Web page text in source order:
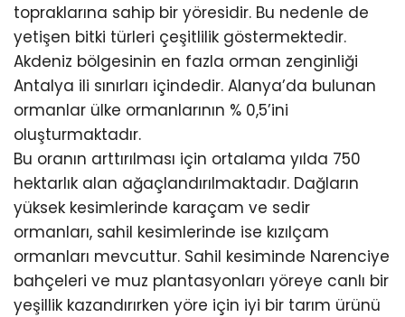
topraklarına sahip bir yöresidir. Bu nedenle de
yetişen bitki türleri çeşitlilik göstermektedir.
Akdeniz bölgesinin en fazla orman zenginliği
Antalya ili sınırları içindedir. Alanya’da bulunan
ormanlar ülke ormanlarının % 0,5’ini
oluşturmaktadır.
Bu oranın arttırılması için ortalama yılda 750
hektarlık alan ağaçlandırılmaktadır. Dağların
yüksek kesimlerinde karaçam ve sedir
ormanları, sahil kesimlerinde ise kızılçam
ormanları mevcuttur. Sahil kesiminde Narenciye
bahçeleri ve muz plantasyonları yöreye canlı bir
yeşillik kazandırırken yöre için iyi bir tarım ürünü